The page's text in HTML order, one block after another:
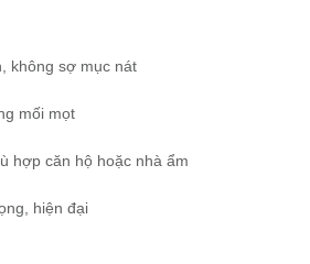
không sợ mục nát
mối mọt
hợp căn hộ hoặc nhà ẩm
hiện đại